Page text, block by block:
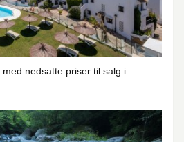
med nedsatte priser til salg i